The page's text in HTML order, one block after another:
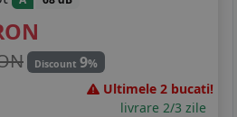
Discount 9%
Ultimele 2 bucati!
livrare 2/3 zile